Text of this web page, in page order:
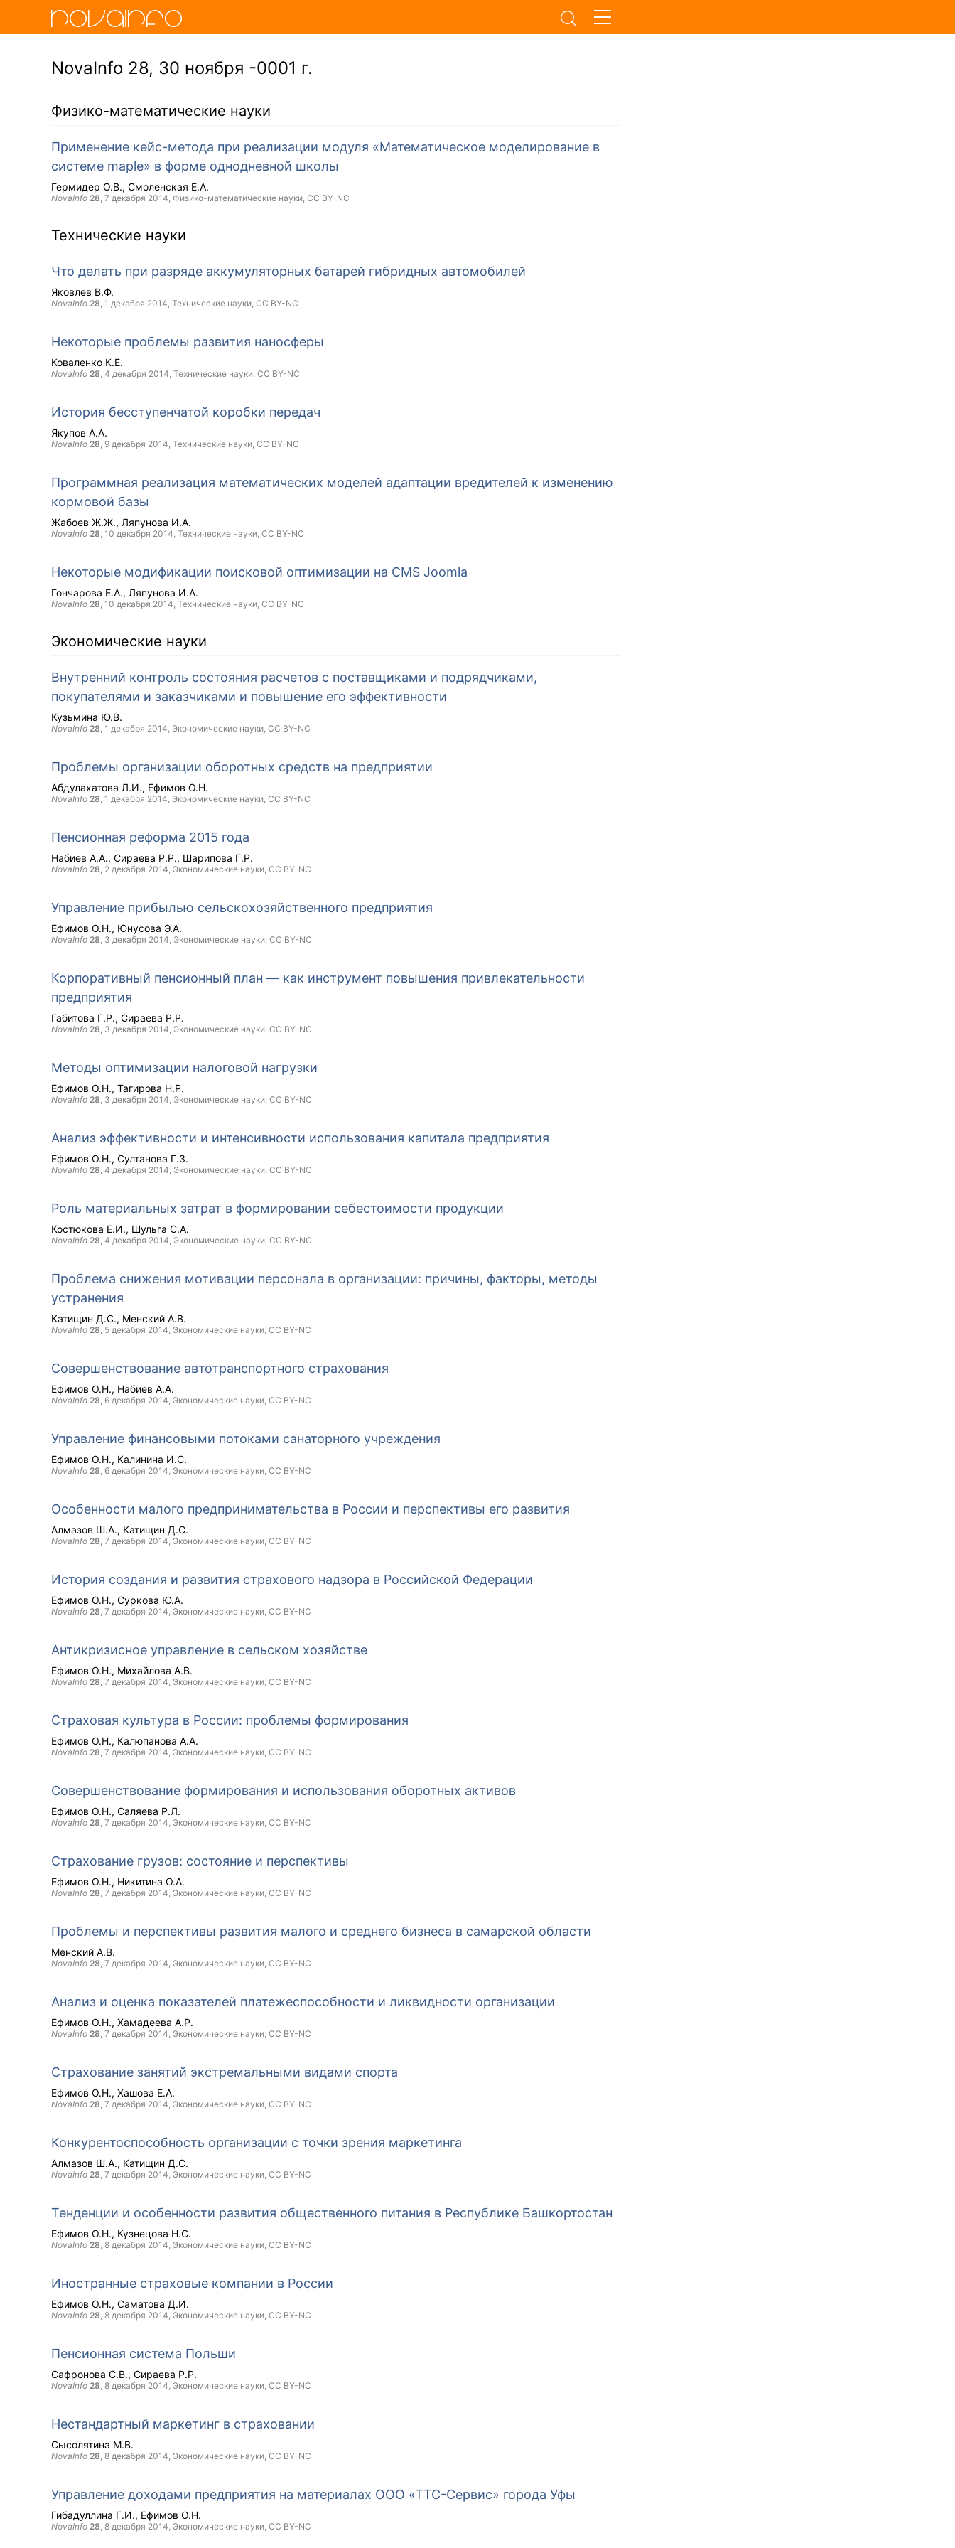
NovaInfo 28, 30 ноября -0001 г.
Физико-математические науки
Применение кейс-метода при реализации модуля «Математическое моделирование в
системе maple» в форме однодневной школы
Гермидер О.В. Смоленская Е.А.
NovaInfo 28, 7 декабря 2014, Физико-математические науки, CC BY-NC
Технические науки
Что делать при разряде аккумуляторных батарей гибридных автомобилей
Яковлев В.Ф.
NovaInfo 28, 1 декабря 2014, Технические науки, CC BY-NC
Некоторые проблемы развития наносферы
Коваленко К.Е.
NovaInfo 28, 4 декабря 2014, Технические науки, CC BY-NC
История бесступенчатой коробки передач
Якупов А.А.
NovaInfo 28, 9 декабря 2014, Технические науки, CC BY-NC
Программная реализация математических моделей адаптации вредителей к изменению
кормовой базы
Жабоев Ж.Ж. Ляпунова И.А.
NovaInfo 28, 10 декабря 2014, Технические науки, CC BY-NC
Некоторые модификации поисковой оптимизации на CMS Joomla
Гончарова Е.А. Ляпунова И.А.
NovaInfo 28, 10 декабря 2014, Технические науки, CC BY-NC
Экономические науки
Внутренний контроль состояния расчетов с поставщиками и подрядчиками,
покупателями и заказчиками и повышение его эффективности
Кузьмина Ю.В.
NovaInfo 28, 1 декабря 2014, Экономические науки, CC BY-NC
Проблемы организации оборотных средств на предприятии
Абдулахатова Л.И. Ефимов О.Н.
NovaInfo 28, 1 декабря 2014, Экономические науки, CC BY-NC
Пенсионная реформа 2015 года
Набиев А.А. Сираева Р.Р. Шарипова Г.Р.
NovaInfo 28, 2 декабря 2014, Экономические науки, CC BY-NC
Управление прибылью сельскохозяйственного предприятия
Ефимов О.Н. Юнусова Э.А.
NovaInfo 28, 3 декабря 2014, Экономические науки, CC BY-NC
Корпоративный пенсионный план — как инструмент повышения привлекательности
предприятия
Габитова Г.Р. Сираева Р.Р.
NovaInfo 28, 3 декабря 2014, Экономические науки, CC BY-NC
Методы оптимизации налоговой нагрузки
Ефимов О.Н. Тагирова Н.Р.
NovaInfo 28, 3 декабря 2014, Экономические науки, CC BY-NC
Анализ эффективности и интенсивности использования капитала предприятия
Ефимов О.Н. Султанова Г.З.
NovaInfo 28, 4 декабря 2014, Экономические науки, CC BY-NC
Роль материальных затрат в формировании себестоимости продукции
Костюкова Е.И. Шульга С.А.
NovaInfo 28, 4 декабря 2014, Экономические науки, CC BY-NC
Проблема снижения мотивации персонала в организации: причины, факторы, методы
устранения
Катищин Д.С. Менский А.В.
NovaInfo 28, 5 декабря 2014, Экономические науки, CC BY-NC
Совершенствование автотранспортного страхования
Ефимов О.Н. Набиев А.А.
NovaInfo 28, 6 декабря 2014, Экономические науки, CC BY-NC
Управление финансовыми потоками санаторного учреждения
Ефимов О.Н. Калинина И.С.
NovaInfo 28, 6 декабря 2014, Экономические науки, CC BY-NC
Особенности малого предпринимательства в России и перспективы его развития
Алмазов Ш.А. Катищин Д.С.
NovaInfo 28, 7 декабря 2014, Экономические науки, CC BY-NC
История создания и развития страхового надзора в Российской Федерации
Ефимов О.Н. Суркова Ю.А.
NovaInfo 28, 7 декабря 2014, Экономические науки, CC BY-NC
Антикризисное управление в сельском хозяйстве
Ефимов О.Н. Михайлова А.В.
NovaInfo 28, 7 декабря 2014, Экономические науки, CC BY-NC
Страховая культура в России: проблемы формирования
Ефимов О.Н. Калюпанова А.А.
NovaInfo 28, 7 декабря 2014, Экономические науки, CC BY-NC
Совершенствование формирования и использования оборотных активов
Ефимов О.Н. Саляева Р.Л.
NovaInfo 28, 7 декабря 2014, Экономические науки, CC BY-NC
Страхование грузов: состояние и перспективы
Ефимов О.Н. Никитина О.А.
NovaInfo 28, 7 декабря 2014, Экономические науки, CC BY-NC
Проблемы и перспективы развития малого и среднего бизнеса в самарской области
Менский А.В.
NovaInfo 28, 7 декабря 2014, Экономические науки, CC BY-NC
Анализ и оценка показателей платежеспособности и ликвидности организации
Ефимов О.Н. Хамадеева А.Р.
NovaInfo 28, 7 декабря 2014, Экономические науки, CC BY-NC
Страхование занятий экстремальными видами спорта
Ефимов О.Н. Хашова Е.А.
NovaInfo 28, 7 декабря 2014, Экономические науки, CC BY-NC
Конкурентоспособность организации с точки зрения маркетинга
Алмазов Ш.А. Катищин Д.С.
NovaInfo 28, 7 декабря 2014, Экономические науки, CC BY-NC
Тенденции и особенности развития общественного питания в Республике Башкортостан
Ефимов О.Н. Кузнецова Н.С.
NovaInfo 28, 8 декабря 2014, Экономические науки, CC BY-NC
Иностранные страховые компании в России
Ефимов О.Н. Саматова Д.И.
NovaInfo 28, 8 декабря 2014, Экономические науки, CC BY-NC
Пенсионная система Польши
Сафронова С.В. Сираева Р.Р.
NovaInfo 28, 8 декабря 2014, Экономические науки, CC BY-NC
Нестандартный маркетинг в страховании
Сысолятина М.В.
NovaInfo 28, 8 декабря 2014, Экономические науки, CC BY-NC
Управление доходами предприятия на материалах ООО «ТТС-Сервис» города Уфы
Гибадуллина Г.И. Ефимов О.Н.
NovaInfo 28, 8 декабря 2014, Экономические науки, CC BY-NC